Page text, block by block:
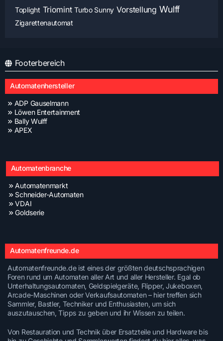
Toplight Triomint Turbo Sunny Vorstellung Wulff
Zigarettenautomat
Footerbereich
Automatenhersteller
ADP Gauselmann
Löwen Entertainment
Bally Wulff
APEX
Automatenbranche
Automatenmarkt
Schneider-Automaten
VDAI
Goldserie
Automatenfreunde.de
Automatenfreunde.de ist eines der größten deutschsprachigen
Foren rund um Automaten aller Art und aller Hersteller. Egal ob
Unterhaltungsautomaten, Geldspielgeräte, Flipper, Jukeboxen,
Arcade-Maschinen oder Verkaufsautomaten – hier treffen sich
Sammler, Bastler, Techniker und Enthusiasten, um sich
auszutauschen, Tipps zu geben und ihr Wissen zu teilen.
Von Restauration und Technik über Ersatzteile und Hardware bis